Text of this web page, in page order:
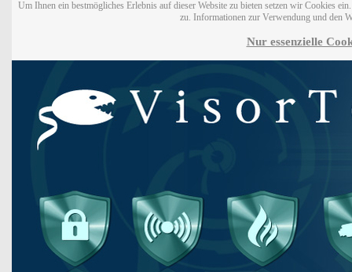
Um Ihnen ein bestmögliches Erlebnis auf dieser Website zu bieten setzen wir Cookies
zu. Informationen zur Verwendung und den
Nur essenzielle